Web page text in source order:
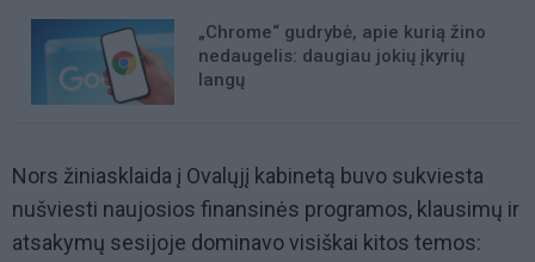
„Chrome“ gudrybė, apie kurią žino
nedaugelis: daugiau jokių įkyrių
langų
Nors žiniasklaida į Ovalųjį kabinetą buvo sukviesta
nušviesti naujosios finansinės programos, klausimų ir
atsakymų sesijoje dominavo visiškai kitos temos: